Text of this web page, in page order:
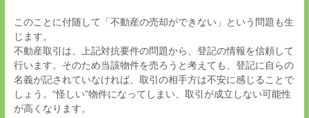
このことに付随して「不動産の売却ができない」という問題も生
じます。
不動産取引は、上記対抗要件の問題から、登記の情報を信頼して
行います。そのため当該物件を売ろうと考えても、登記に自らの
名義が記されていなければ、取引の相手方は不安に感じることで
しょう。“怪しい”物件になってしまい、取引が成立しない可能性
が高くなります。